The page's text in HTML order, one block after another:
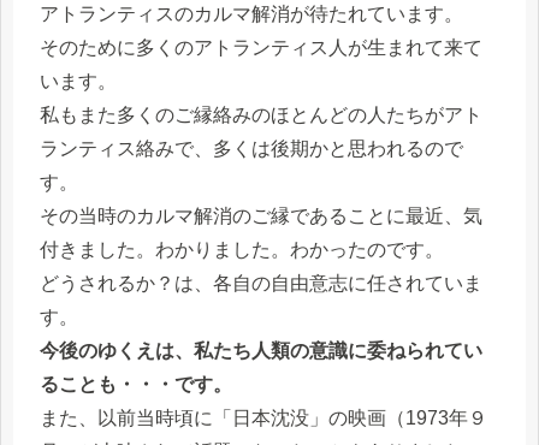
アトランティスのカルマ解消が待たれています。
そのために多くのアトランティス人が生まれて来て
います。
私もまた多くのご縁絡みのほとんどの人たちがアト
ランティス絡みで、多くは後期かと思われるので
す。
その当時のカルマ解消のご縁であることに最近、気
付きました。わかりました。わかったのです。
どうされるか？は、各自の自由意志に任されていま
す。
今後のゆくえは、私たち人類の意識に委ねられてい
ることも・・・です。
また、以前当時頃に「日本沈没」の映画（1973年９